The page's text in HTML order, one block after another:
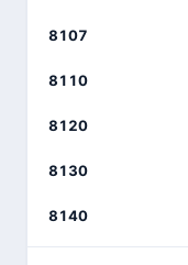
8107
8110
8120
8130
8140